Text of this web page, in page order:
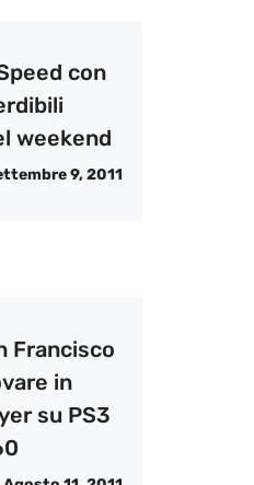
con
weekend
9, 2011
Francisco
in
su PS3